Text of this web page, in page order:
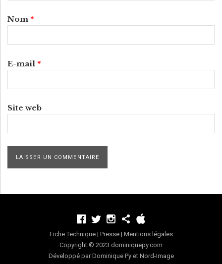
Nom *
E-mail *
Site web
Fiche Technique| Presse| Mentions légales
Copyright © 2023 dominiquepy.com
Développé par Dominique Py et Nord-Image